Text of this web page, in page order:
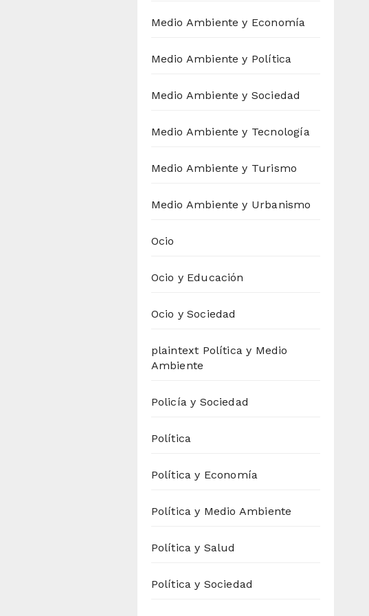
Medio Ambiente y Economía
Medio Ambiente y Política
Medio Ambiente y Sociedad
Medio Ambiente y Tecnología
Medio Ambiente y Turismo
Medio Ambiente y Urbanismo
Ocio
Ocio y Educación
Ocio y Sociedad
plaintext Política y Medio
Ambiente
Policía y Sociedad
Política
Política y Economía
Política y Medio Ambiente
Política y Salud
Política y Sociedad